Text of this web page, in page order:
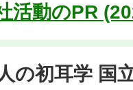
活動のPR
の初耳学 国